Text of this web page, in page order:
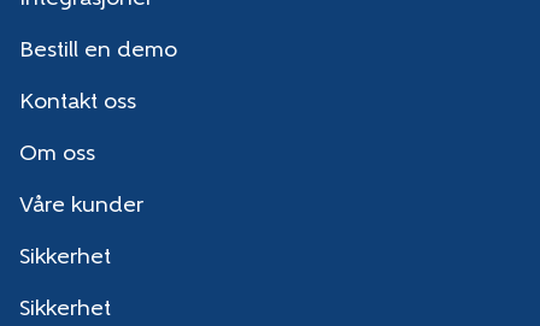
Bestill en demo
Kontakt oss
Om oss
Våre kunder
Sikkerhet
Sikkerhet